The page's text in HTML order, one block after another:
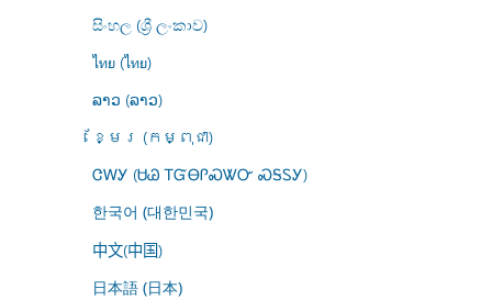
සිංහල (ශ්‍රී ලංකාව)
ไทย (ไทย)
ລາວ (ລາວ)
ខ្មែរ (កម្ពុជា)
ᏣᎳᎩ (ᏌᏊ ᎢᏳᎾᎵᏍᏔᏅ ᏍᎦᏚᎩ)
한국어 (대한민국)
中文(中国)
日本語 (日本)